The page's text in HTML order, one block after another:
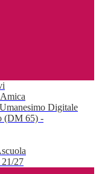
Digitale
(DM 65) -
27